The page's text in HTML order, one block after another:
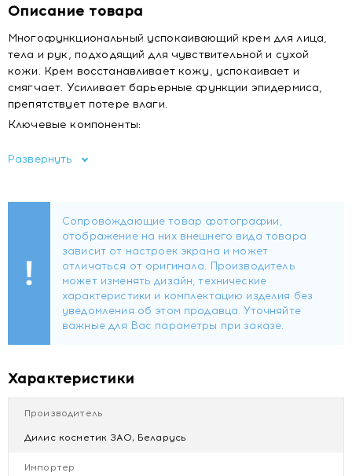
Описание товара
Многофункциональный успокаивающий крем для лица,
тела и рук, подходящий для чувствительной и сухой
кожи. Крем восстанавливает кожу, успокаивает и
смягчает. Усиливает барьерные функции эпидермиса,
препятствует потере влаги.
Ключевые компоненты:
раздражение, способствует регенерации кожи.
Aqua, Glycerin, Cetearyl Alcohol, Ethylhexyl
Stearate, Glyceryl Stearate, Caprylic/Capric Triglyceride,
Olea Europaea Fruit Oil, Ceteareth-25, Ammonium
Polyacryloyldimethyl Taurate, Phenoxyethanol, Tapioca
Starch, Sodium Polyacrylate, Panthenol, Allantoin, Aloe
Вarbadensis Leaf Juice, Polymethylsilsesquioxane,
Ethylhexylglycerin, Parfum, Вenzyt Salicylate, Citronellol,
Развернуть
Характеристики
Производитель
Дилис косметик ЗАО, Беларусь
Импортер